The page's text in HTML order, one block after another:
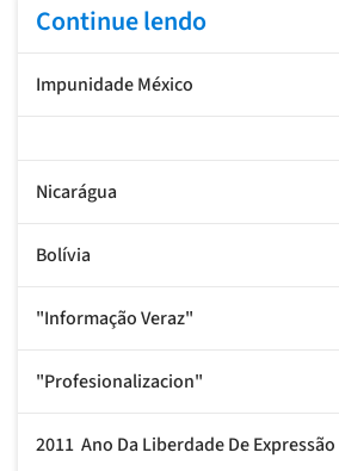
Continue lendo
Impunidade México
Nicarágua
Bolívia
"Informação Veraz"
"Profesionalizacion"
2011  Ano Da Liberdade De Expressão